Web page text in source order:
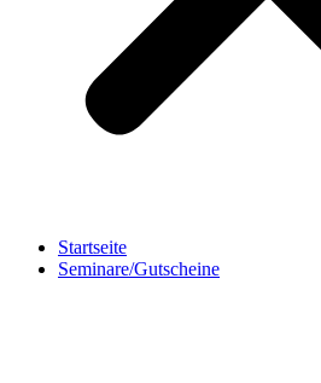
Startseite
Seminare/Gutscheine